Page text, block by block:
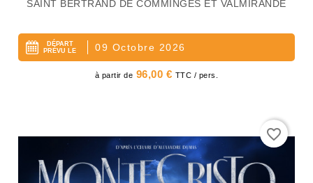
SAINT BERTRAND DE COMMINGES ET VALMIRANDE
DÉPART
PRÉVU LE
09 Octobre 2026
Prix
à partir de 96,00 € TTC / pers.
favorite_border